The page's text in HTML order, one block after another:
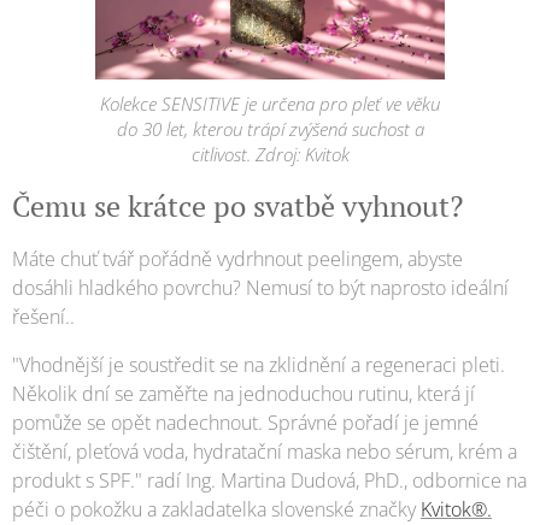
Kolekce SENSITIVE je určena pro pleť ve věku
do 30 let, kterou trápí zvýšená suchost a
citlivost. Zdroj: Kvitok
Čemu se krátce po svatbě vyhnout?
Máte chuť tvář pořádně vydrhnout peelingem, abyste
dosáhli hladkého povrchu? Nemusí to být naprosto ideální
řešení..
"Vhodnější je soustředit se na zklidnění a regeneraci pleti.
Několik dní se zaměřte na jednoduchou rutinu, která jí
pomůže se opět nadechnout. Správné pořadí je jemné
čištění, pleťová voda, hydratační maska nebo sérum, krém a
produkt s SPF." radí Ing. Martina Dudová, PhD., odbornice na
péči o pokožku a zakladatelka slovenské značky Kvitok®.